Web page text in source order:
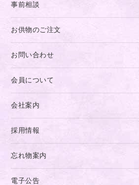
事前相談
お供物のご注文
お問い合わせ
会員について
会社案内
採用情報
忘れ物案内
電子公告